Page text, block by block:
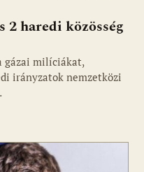
2 haredi közösség
gázai milíciákat,
irányzatok nemzetközi